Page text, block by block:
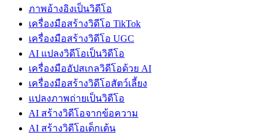
ภาพอ้างอิงเป็นวิดีโอ
เครื่องมือสร้างวิดีโอ TikTok
เครื่องมือสร้างวิดีโอ UGC
AI แปลงวิดีโอเป็นวิดีโอ
เครื่องมืออัปสเกลวิดีโอด้วย AI
เครื่องมือสร้างวิดีโอสัตว์เลี้ยง
แปลงภาพถ่ายเป็นวิดีโอ
AI สร้างวิดีโอจากข้อความ
AI สร้างวิดีโอเด็กเต้น